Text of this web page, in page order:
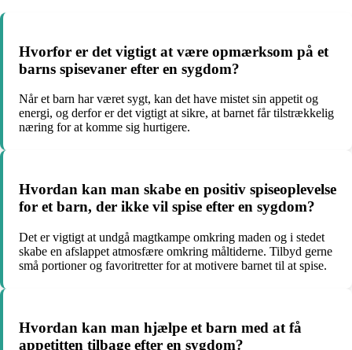
Hvorfor er det vigtigt at være opmærksom på et
barns spisevaner efter en sygdom?
Når et barn har været sygt, kan det have mistet sin appetit og
energi, og derfor er det vigtigt at sikre, at barnet får tilstrækkelig
næring for at komme sig hurtigere.
Hvordan kan man skabe en positiv spiseoplevelse
for et barn, der ikke vil spise efter en sygdom?
Det er vigtigt at undgå magtkampe omkring maden og i stedet
skabe en afslappet atmosfære omkring måltiderne. Tilbyd gerne
små portioner og favoritretter for at motivere barnet til at spise.
Hvordan kan man hjælpe et barn med at få
appetitten tilbage efter en sygdom?